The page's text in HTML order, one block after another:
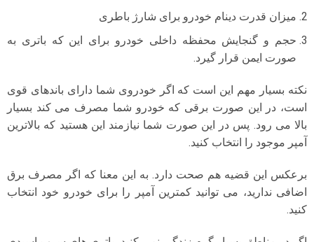
میزان قدرت دینام خودرو برای شارژ باطری
حجم و گنجایش محفظه داخلی خودرو برای این که باتری به
صورت ایمن قرار گیرد.
نکته بسیار مهم این است که اگر خودروی شما دارای باندهای قوی
است، در این صورت برقی که خودرو شما مصرف می کند بسیار
بالا می رود. پس در این صورت شما نیازمند این هستید که بالاترین
آمپر موجود را انتخاب کنید.
برعکس این قضیه هم صحت دارد. به این معنا که اگر مصرف برق
اضافی ندارید، می توانید کمترین آمپر را برای خودرو خود انتخاب
کنید.